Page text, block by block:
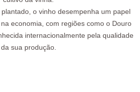
o vinho desempenha um papel
economia, com regiões como o Douro
internacionalmente pela qualidade
da sua produção.